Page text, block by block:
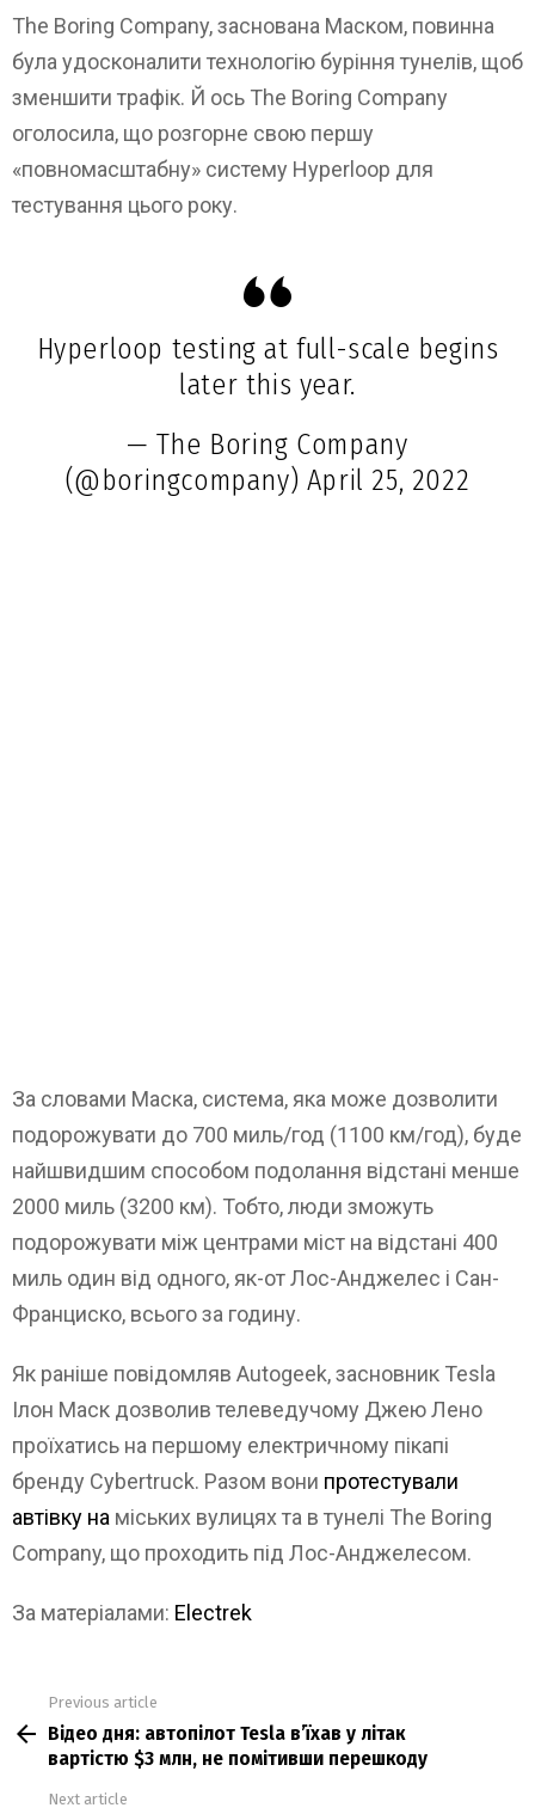
The Boring Company, заснована Маском, повинна
була удосконалити технологію буріння тунелів, щоб
зменшити трафік. Й ось The Boring Company
оголосила, що розгорне свою першу
«повномасштабну» систему Hyperloop для
тестування цього року.
Hyperloop testing at full-scale begins
later this year.
— The Boring Company
(@boringcompany) April 25, 2022
За словами Маска, система, яка може дозволити
подорожувати до 700 миль/год (1100 км/год), буде
найшвидшим способом подолання відстані менше
2000 миль (3200 км). Тобто, люди зможуть
подорожувати між центрами міст на відстані 400
миль один від одного, як-от Лос-Анджелес і Сан-
Франциско, всього за годину.
Як раніше повідомляв Autogeek, засновник Tesla
Ілон Маск дозволив телеведучому Джею Лено
проїхатись на першому електричному пікапі
бренду Cybertruck. Разом вони протестували
автівку на міських вулицях та в тунелі The Boring
Company, що проходить під Лос-Анджелесом.
За матеріалами: Electrek
more
Previous article
Відео дня: автопілот Tesla вʼїхав у літак
вартістю $3 млн, не помітивши перешкоду
Next article